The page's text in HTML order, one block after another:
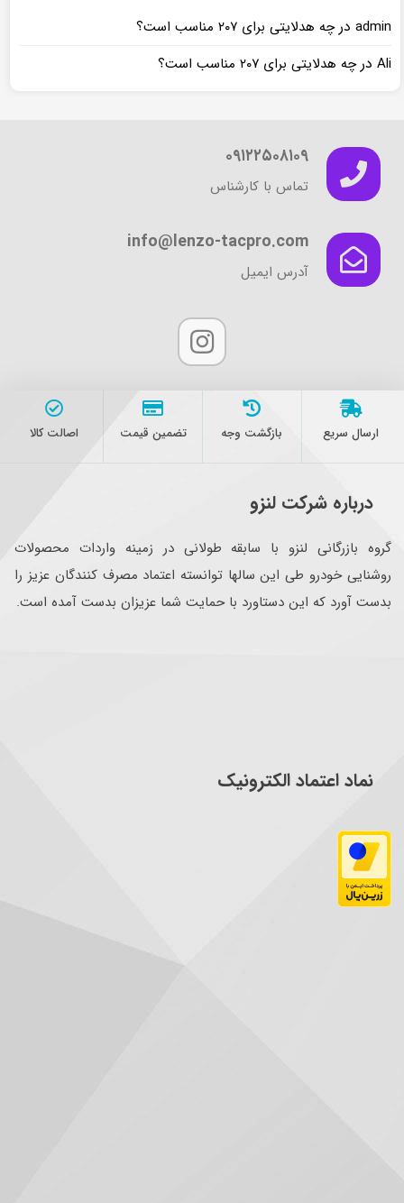
admin درچه هدلایتی برای ۲۰۷ مناسب است؟
Ali درچه هدلایتی برای ۲۰۷ مناسب است؟
۰۹۱۲۲۵۰۸۱۰۹
تماس با کارشناس
info@lenzo-tacpro.com
آدرس ایمیل
ارسال سریع بازگشت وجه تضمین قیمت اصالت کالا
درباره شرکت لنزو
گروه بازرگانی لنزو با سابقه طولانی در زمینه واردات محصولات
روشنایی خودرو طی این سالها توانسته اعتماد مصرف کنندگان عزیز را
بدست آورد که این دستاورد با حمایت شما عزیزان بدست آمده است.
نماد اعتماد الکترونیک